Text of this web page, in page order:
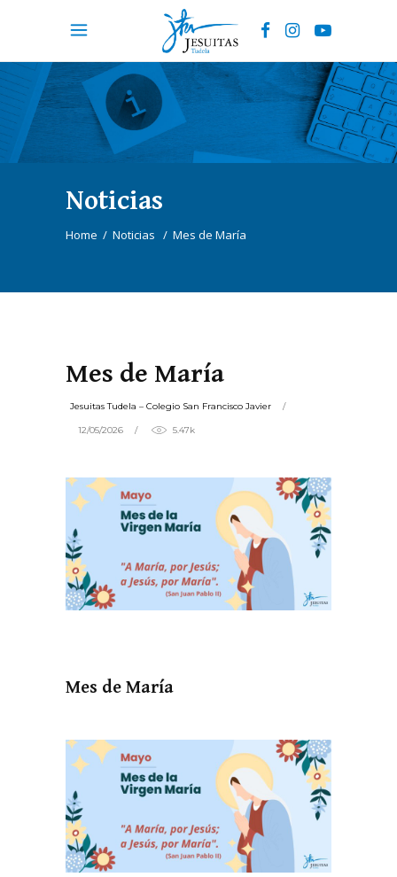
Noticias
Home / Noticias / Mes de María
Mes de María
Jesuitas Tudela – Colegio San Francisco Javier
12/05/2026 5.47k
Mes de María